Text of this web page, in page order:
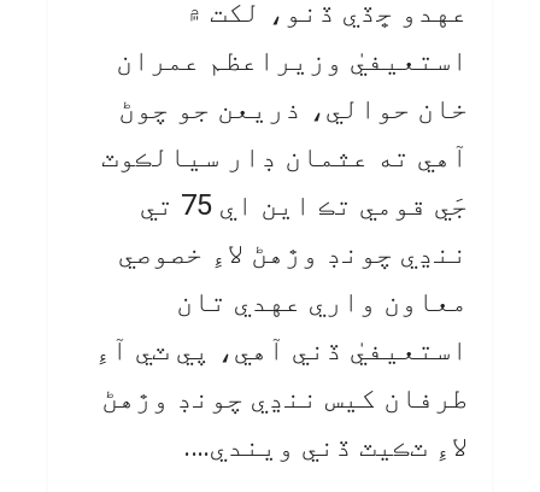
عهدو ڇڏي ڏنو، لکت ۾
استعيفيٰ وزيراعظم عمران
خان حوالي، ذريعن جو چوڻ
آهي ته عثمان ڊار سيالڪوٽ
جَي قومي تڪ اين اي 75 تي
ننڍي چونڊ وڙهڻ لاءِ خصوصي
معاون واري عهدي تان
استعيفيٰ ڏني آهي، پي ٽي آءِ
طرفان کيس ننڍي چونڊ وڙهڻ
لاءِ ٽڪيٽ ڏني ويندي….